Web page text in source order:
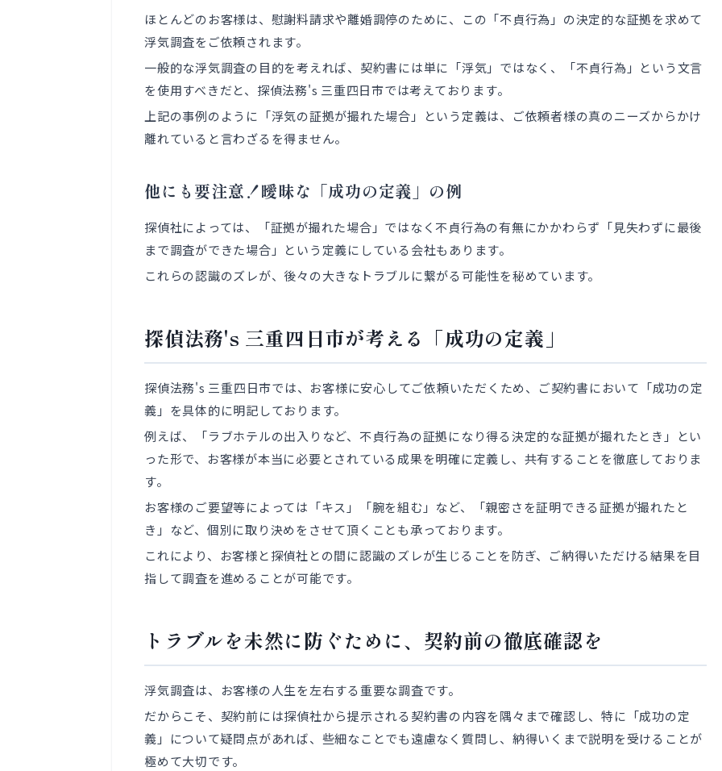
ほとんどのお客様は、慰謝料請求や離婚調停のために、この「不貞行為」の決定的な証拠を求めて
浮気調査をご依頼されます。
一般的な浮気調査の目的を考えれば、契約書には単に「浮気」ではなく、「不貞行為」という文言
を使用すべきだと、探偵法務's 三重四日市では考えております。
上記の事例のように「浮気の証拠が撮れた場合」という定義は、ご依頼者様の真のニーズからかけ
離れていると言わざるを得ません。
他にも要注意！曖昧な「成功の定義」の例
探偵社によっては、「証拠が撮れた場合」ではなく不貞行為の有無にかかわらず「見失わずに最後
まで調査ができた場合」という定義にしている会社もあります。
これらの認識のズレが、後々の大きなトラブルに繋がる可能性を秘めています。
探偵法務's 三重四日市が考える「成功の定義」
探偵法務's 三重四日市では、お客様に安心してご依頼いただくため、ご契約書において「成功の定
義」を具体的に明記しております。
例えば、「ラブホテルの出入りなど、不貞行為の証拠になり得る決定的な証拠が撮れたとき」とい
った形で、お客様が本当に必要とされている成果を明確に定義し、共有することを徹底しておりま
す。
お客様のご要望等によっては「キス」「腕を組む」など、「親密さを証明できる証拠が撮れたと
き」など、個別に取り決めをさせて頂くことも承っております。
これにより、お客様と探偵社との間に認識のズレが生じることを防ぎ、ご納得いただける結果を目
指して調査を進めることが可能です。
トラブルを未然に防ぐために、契約前の徹底確認を
浮気調査は、お客様の人生を左右する重要な調査です。
だからこそ、契約前には探偵社から提示される契約書の内容を隅々まで確認し、特に「成功の定
義」について疑問点があれば、些細なことでも遠慮なく質問し、納得いくまで説明を受けることが
極めて大切です。